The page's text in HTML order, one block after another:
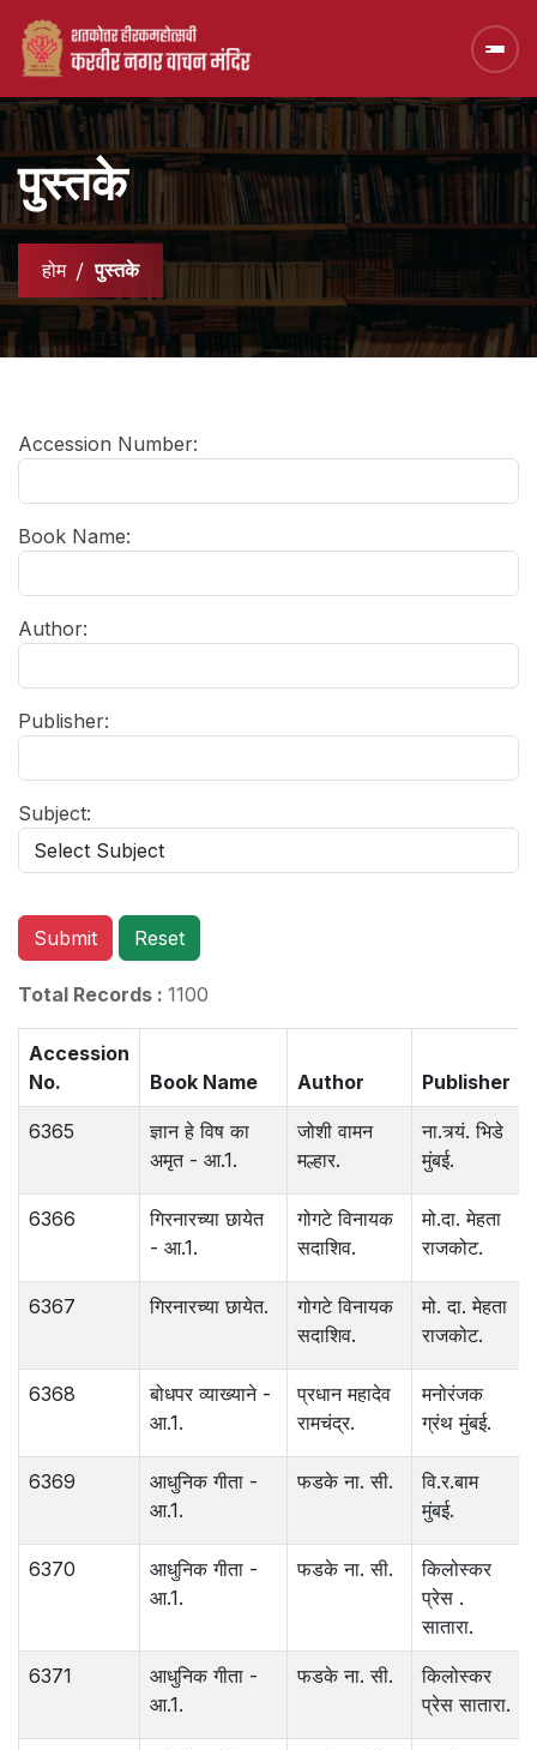
पुस्तके
होम पुस्तके
Accession Number:
Book Name:
Author:
Publisher:
Subject:
Submit Reset
Total Records : 1100
Accession
No.
Book Name Author Publisher
6365
ज्ञान हे विष का
अमृत - आ.1.
जोशी वामन
मल्हार.
ना.त्र्यं. भिडे
मुंबई.
6366
गिरनारच्या छायेत
- आ.1.
गोगटे विनायक
सदाशिव.
मो.दा. मेहता
राजकोट.
6367 गिरनारच्या छायेत.
गोगटे विनायक
सदाशिव.
मो. दा. मेहता
राजकोट.
6368
बोधपर व्याख्याने -
आ.1.
प्रधान महादेव
रामचंद्र.
मनोरंजक
ग्रंथ मुंबई.
6369
आधुनिक गीता -
आ.1.
फडके ना. सी.
वि.र.बाम
मुंबई.
6370
आधुनिक गीता -
आ.1.
फडके ना. सी.
किलोस्कर
प्रेस .
सातारा.
6371
आधुनिक गीता -
आ.1.
फडके ना. सी.
किलोस्कर
प्रेस सातारा.